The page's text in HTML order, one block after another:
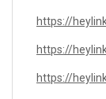
https://
https://
https://